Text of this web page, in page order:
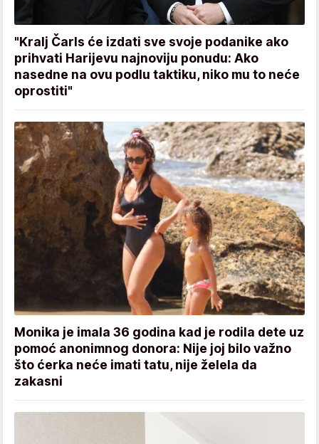
"Kralj Čarls će izdati sve svoje podanike ako
prihvati Harijevu najnoviju ponudu: Ako
nasedne na ovu podlu taktiku, niko mu to neće
oprostiti"
Monika je imala 36 godina kad je rodila dete uz
pomoć anonimnog donora: Nije joj bilo važno
što ćerka neće imati tatu, nije želela da
zakasni